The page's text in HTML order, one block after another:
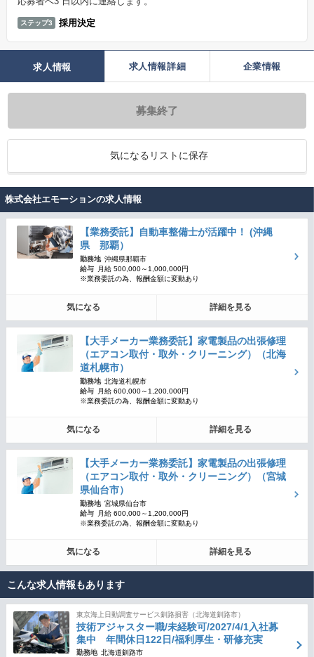
ステップ3 採用決定
求人情報 求人情報詳細 企業情報
募集終了
気になるリストに保存
株式会社エモーションの求人情報
【業務委託】自動車整備士が活躍中！ (沖縄
県 那覇）
勤務地 沖縄県那覇市
給与
月給 500,000～1,000,000円
※業務委託の為、報酬金額に変動あり
気になる 詳細を見る
【大手メーカー業務委託】家電製品の出張修理
（エアコン取付・取外・クリーニング）（北海
道札幌市）
勤務地 北海道札幌市
給与
月給 600,000～1,200,000円
※業務委託の為、報酬金額に変動あり
気になる 詳細を見る
【大手メーカー業務委託】家電製品の出張修理
（エアコン取付・取外・クリーニング）（宮城
県仙台市）
勤務地 宮城県仙台市
給与
月給 600,000～1,200,000円
※業務委託の為、報酬金額に変動あり
気になる 詳細を見る
こんな求人情報もあります
東京海上日動調査サービス釧路損害（北海道釧路市）
技術アジャスター職/未経験可/2027/4/1入社募
集中 年間休日122日/福利厚生・研修充実
勤務地 北海道釧路市